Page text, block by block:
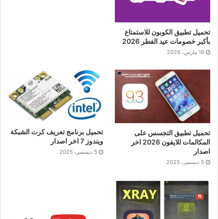
تحميل تطبيق الكوبون للاستمتاع
بأكبر خصومات عيد الفطر 2026
16 مارس، 2026
تحميل تطبيق التجسس على
المكالمات للايفون 2026 اخر
اصدار
5 ديسمبر، 2025
تحميل برنامج تعريف كرت الشبكة
ويندوز 7 اخر اصدار
5 ديسمبر، 2025